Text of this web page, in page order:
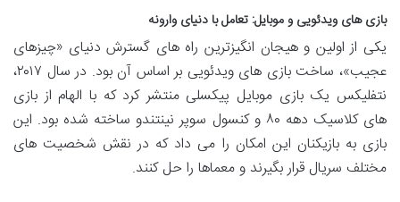
بازی های ویدئویی و موبایل: تعامل با دنیای وارونه
یکی از اولین و هیجان انگیزترین راه های گسترش دنیای «چیزهای
عجیب»، ساخت بازی های ویدئویی بر اساس آن بود. در سال ۲۰۱۷،
نتفلیکس یک بازی موبایل پیکسلی منتشر کرد که با الهام از بازی
های کلاسیک دهه ۸۰ و کنسول سوپر نینتندو ساخته شده بود. این
بازی به بازیکنان این امکان را می داد که در نقش شخصیت های
مختلف سریال قرار بگیرند و معماها را حل کنند.